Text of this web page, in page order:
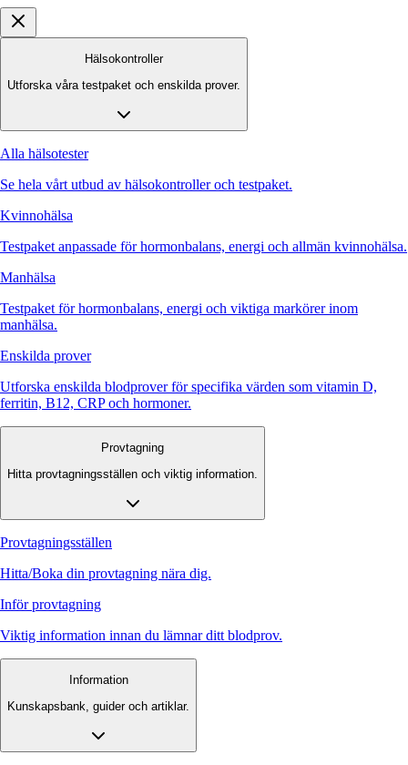
Hälsokontroller
Utforska våra testpaket och enskilda prover.
Alla hälsotester
Se hela vårt utbud av hälsokontroller och testpaket.
Kvinnohälsa
Testpaket anpassade för hormonbalans, energi och allmän kvinnohälsa.
Manhälsa
Testpaket för hormonbalans, energi och viktiga markörer inom
manhälsa.
Enskilda prover
Utforska enskilda blodprover för specifika värden som vitamin D,
ferritin, B12, CRP och hormoner.
Provtagning
Hitta provtagningsställen och viktig information.
Provtagningsställen
Hitta/Boka din provtagning nära dig.
Inför provtagning
Viktig information innan du lämnar ditt blodprov.
Information
Kunskapsbank, guider och artiklar.